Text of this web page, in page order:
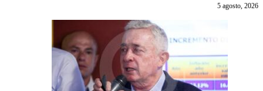
5 agosto, 2026